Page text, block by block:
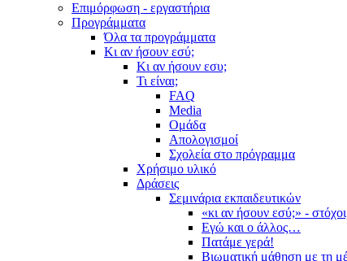
Επιμόρφωση - εργαστήρια
Προγράμματα
Όλα τα προγράμματα
Κι αν ήσουν εσύ;
Κι αν ήσουν εσυ;
Τι είναι;
FAQ
Media
Ομάδα
Απολογισμοί
Σχολεία στο πρόγραμμα
Χρήσιμο υλικό
Δράσεις
Σεμινάρια εκπαιδευτικών
«κι αν ήσουν εσύ;» -
Εγώ και ο άλλος…
Πατάμε γερά!
Βιωματική μάθηση με τη